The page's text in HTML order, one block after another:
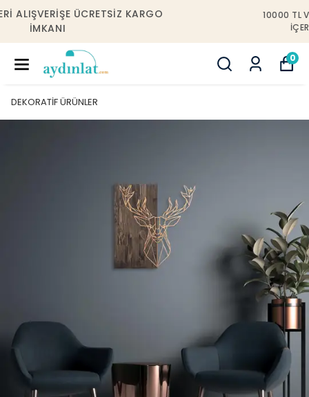
10000 TL VE ÜZERI ALIŞVERIŞLERDE İSTANBUL
0
DEKORATİF ÜRÜNLER